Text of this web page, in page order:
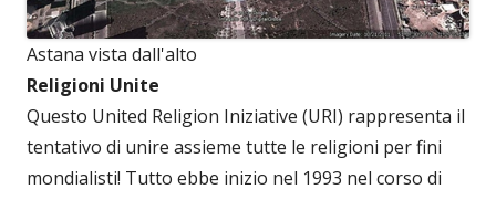
Astana vista dall'alto
Religioni Unite
Questo United Religion Iniziative (URI) rappresenta il
tentativo di unire assieme tutte le religioni per fini
mondialisti! Tutto ebbe inizio nel 1993 nel corso di